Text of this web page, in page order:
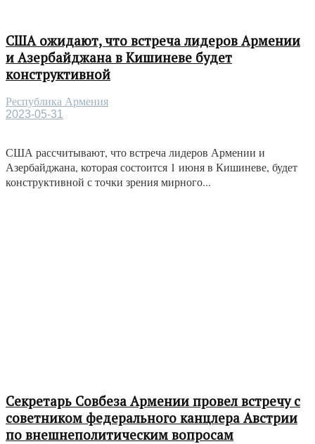
США ожидают, что встреча лидеров Армении
и Азербайджана в Кишиневе будет
конструктивной
Республика Армения
2023-05-31
США рассчитывают, что встреча лидеров Армении и
Азербайджана, которая состоится 1 июня в Кишиневе, будет
конструктивной с точки зрения мирного...
Секретарь Совбеза Армении провел встречу с
советником федерального канцлера Австрии
по внешнеполитическим вопросам